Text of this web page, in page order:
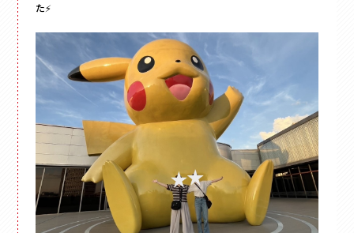
た⚡